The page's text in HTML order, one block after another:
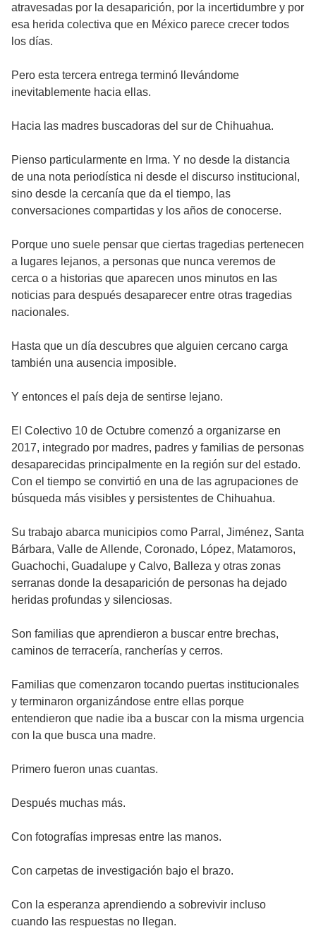
atravesadas por la desaparición, por la incertidumbre y por
esa herida colectiva que en México parece crecer todos
los días.
Pero esta tercera entrega terminó llevándome
inevitablemente hacia ellas.
Hacia las madres buscadoras del sur de Chihuahua.
Pienso particularmente en Irma. Y no desde la distancia
de una nota periodística ni desde el discurso institucional,
sino desde la cercanía que da el tiempo, las
conversaciones compartidas y los años de conocerse.
Porque uno suele pensar que ciertas tragedias pertenecen
a lugares lejanos, a personas que nunca veremos de
cerca o a historias que aparecen unos minutos en las
noticias para después desaparecer entre otras tragedias
nacionales.
Hasta que un día descubres que alguien cercano carga
también una ausencia imposible.
Y entonces el país deja de sentirse lejano.
El Colectivo 10 de Octubre comenzó a organizarse en
2017, integrado por madres, padres y familias de personas
desaparecidas principalmente en la región sur del estado.
Con el tiempo se convirtió en una de las agrupaciones de
búsqueda más visibles y persistentes de Chihuahua.
Su trabajo abarca municipios como Parral, Jiménez, Santa
Bárbara, Valle de Allende, Coronado, López, Matamoros,
Guachochi, Guadalupe y Calvo, Balleza y otras zonas
serranas donde la desaparición de personas ha dejado
heridas profundas y silenciosas.
Son familias que aprendieron a buscar entre brechas,
caminos de terracería, rancherías y cerros.
Familias que comenzaron tocando puertas institucionales
y terminaron organizándose entre ellas porque
entendieron que nadie iba a buscar con la misma urgencia
con la que busca una madre.
Primero fueron unas cuantas.
Después muchas más.
Con fotografías impresas entre las manos.
Con carpetas de investigación bajo el brazo.
Con la esperanza aprendiendo a sobrevivir incluso
cuando las respuestas no llegan.